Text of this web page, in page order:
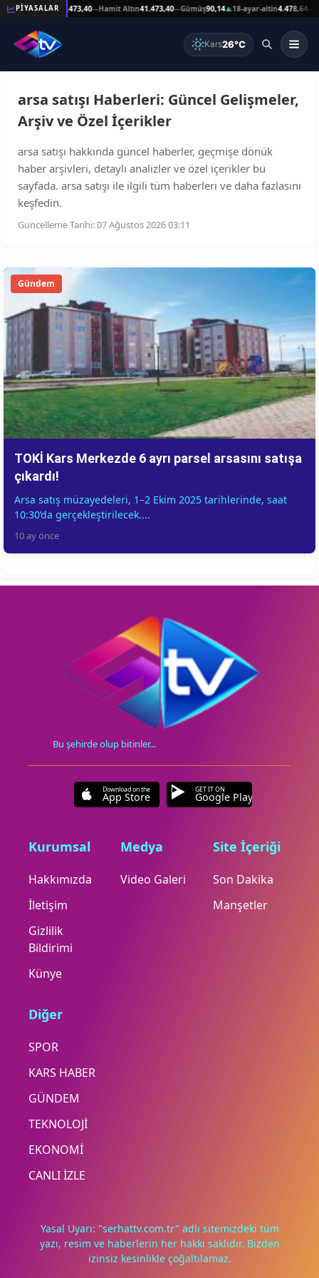
PİYASALAR
—Reşat Altın41.473,40—Hamit Altın41.473,40—Gümüş90,14▲18-ayar-altin4.478,64—
Kars26°C
arsa satışı Haberleri: Güncel Gelişmeler,
Arşiv ve Özel İçerikler
arsa satışı hakkında güncel haberler, geçmişe dönük
haber arşivleri, detaylı analizler ve özel içerikler bu
sayfada. arsa satışı ile ilgili tüm haberleri ve daha fazlasını
keşfedin.
Güncelleme Tarihi: 07 Ağustos 2026 03:11
Gündem
TOKİ Kars Merkezde 6 ayrı parsel arsasını satışa
çıkardı!
Arsa satış müzayedeleri, 1–2 Ekim 2025 tarihlerinde, saat
10:30’da gerçekleştirilecek....
10 ay önce
Bu şehirde olup bitinler...
Download on the
App Store
GET IT ON
Google Play
Kurumsal
Hakkımızda
İletişim
Gizlilik
Bildirimi
Künye
Medya
Video Galeri
Site İçeriği
Son Dakika
Manşetler
Diğer
SPOR
KARS HABER
GÜNDEM
TEKNOLOJİ
EKONOMİ
CANLI İZLE
Yasal Uyarı: "serhattv.com.tr" adlı sitemizdeki tüm
yazı, resim ve haberlerin her hakkı saklıdır. Bizden
izinsiz kesinlikle çoğaltılamaz.